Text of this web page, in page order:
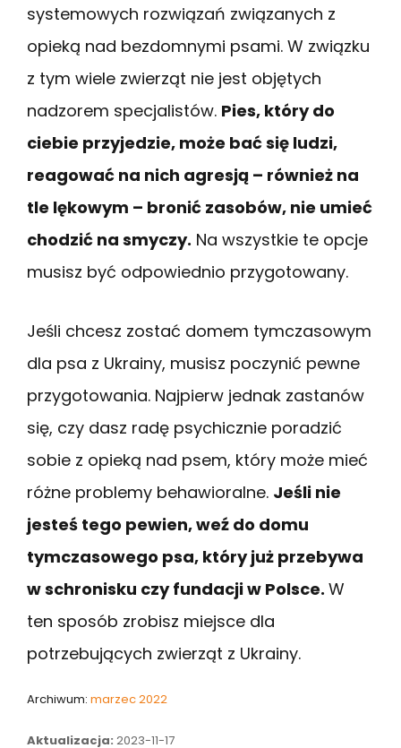
systemowych rozwiązań związanych z
opieką nad bezdomnymi psami. W związku
z tym wiele zwierząt nie jest objętych
nadzorem specjalistów. Pies, który do
ciebie przyjedzie, może bać się ludzi,
reagować na nich agresją – również na
tle lękowym – bronić zasobów, nie umieć
chodzić na smyczy. Na wszystkie te opcje
musisz być odpowiednio przygotowany.
Jeśli chcesz zostać domem tymczasowym
dla psa z Ukrainy, musisz poczynić pewne
przygotowania. Najpierw jednak zastanów
się, czy dasz radę psychicznie poradzić
sobie z opieką nad psem, który może mieć
różne problemy behawioralne. Jeśli nie
jesteś tego pewien, weź do domu
tymczasowego psa, który już przebywa
w schronisku czy fundacji w Polsce. W
ten sposób zrobisz miejsce dla
potrzebujących zwierząt z Ukrainy.
Archiwum: marzec 2022
Aktualizacja: 2023-11-17